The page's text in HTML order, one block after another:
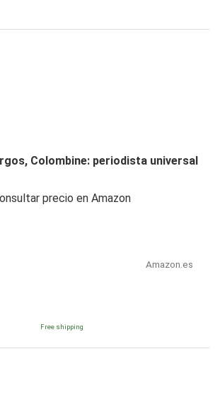
Colombine: periodista universal
precio en Amazon
Amazon.es
Free shipping